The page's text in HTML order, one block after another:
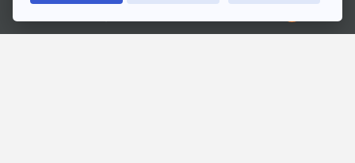
Ⓒ 2020 องค์การกระจายเสียงและแพร่ภาพสาธารณะแห่งประเทศไทย